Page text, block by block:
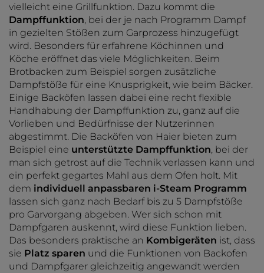
vielleicht eine Grillfunktion. Dazu kommt die
Dampffunktion, bei der je nach Programm Dampf
in gezielten Stößen zum Garprozess hinzugefügt
wird. Besonders für erfahrene Köchinnen und
Köche eröffnet das viele Möglichkeiten. Beim
Brotbacken zum Beispiel sorgen zusätzliche
Dampfstöße für eine Knusprigkeit, wie beim Bäcker.
Einige Backöfen lassen dabei eine recht flexible
Handhabung der Dampffunktion zu, ganz auf die
Vorlieben und Bedürfnisse der Nutzerinnen
abgestimmt. Die Backöfen von Haier bieten zum
Beispiel eine unterstützte Dampffunktion, bei der
man sich getrost auf die Technik verlassen kann und
ein perfekt gegartes Mahl aus dem Ofen holt. Mit
dem individuell anpassbaren i-Steam Programm
lassen sich ganz nach Bedarf bis zu 5 Dampfstöße
pro Garvorgang abgeben. Wer sich schon mit
Dampfgaren auskennt, wird diese Funktion lieben.
Das besonders praktische an Kombigeräten ist, dass
sie Platz sparen und die Funktionen von Backofen
und Dampfgarer gleichzeitig angewandt werden